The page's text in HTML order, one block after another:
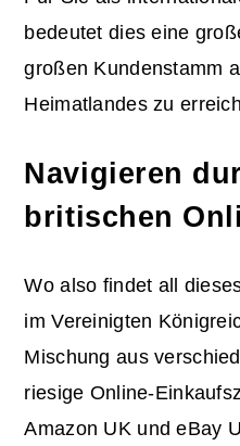
bedeutet dies eine
großen Kundenstamm
Heimatlandes zu
Navigieren
britischen
Wo also findet all
im Vereinigten
Mischung aus
riesige Online-
Amazon UK und eBay